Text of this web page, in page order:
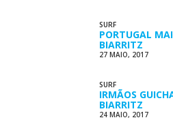
SURF
PORTUGAL
BIARRITZ
27 MAIO, 2017
SURF
IRMÃOS
BIARRITZ
24 MAIO, 2017